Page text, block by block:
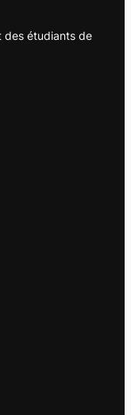
des étudiants de